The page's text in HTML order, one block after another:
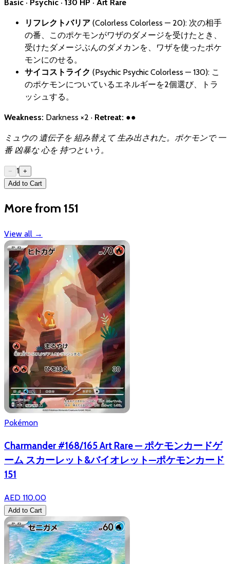
Basic · Psychic · 130 HP · Art Rare
リフレクトバリア (Colorless Colorless — 20): 次の相手
の番、このポケモンがワザのダメージを受けたとき、
受けたダメージぶんのダメカンを、ワザを使ったポケ
モンにのせる。
サイコストライク (Psychic Psychic Colorless — 130): こ
のポケモンについているエネルギーを2個選び、トラ
ッシュする。
Weakness: Darkness ×2 · Retreat: ●●
ミュウの 遺伝子を 組み替えて 生み出された。ポケモンで 一
番 凶暴な 心を 持つという。
− 1 +
Add to Cart
More from 151
View all →
Pokémon
Charmander #168/165 Art Rare — ポケモンカードゲ
ーム スカーレット&バイオレット—ポケモンカード
151
AED 110.00
Add to Cart